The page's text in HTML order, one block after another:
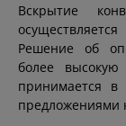
Вскрытие
Решение об
более
принимается
предложениями